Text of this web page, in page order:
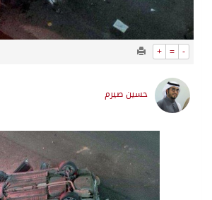
قمة سعودية – تركية –
+ = -
حسين صيرم